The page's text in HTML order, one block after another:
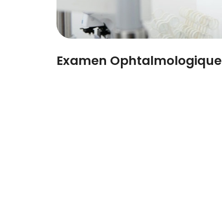
Examen Ophtalmologique